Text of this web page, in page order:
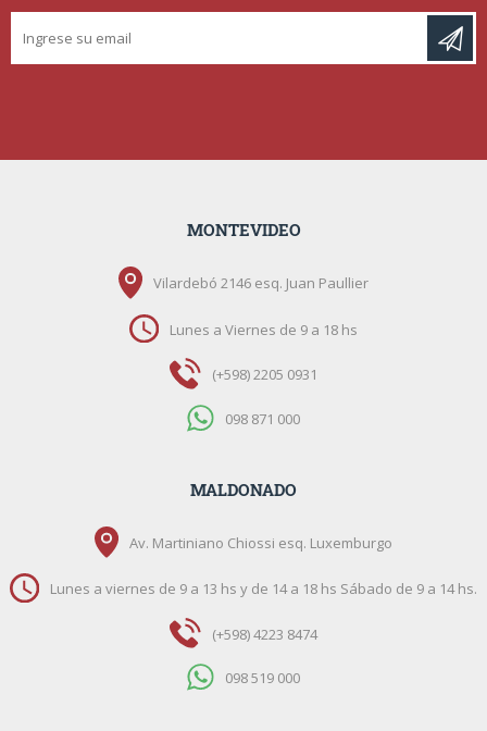
MONTEVIDEO
Vilardebó 2146 esq. Juan Paullier
Lunes a Viernes de 9 a 18 hs
(+598) 2205 0931
098 871 000
MALDONADO
Av. Martiniano Chiossi esq. Luxemburgo
Lunes a viernes de 9 a 13 hs y de 14 a 18 hs Sábado de 9 a 14 hs.
(+598) 4223 8474
098 519 000